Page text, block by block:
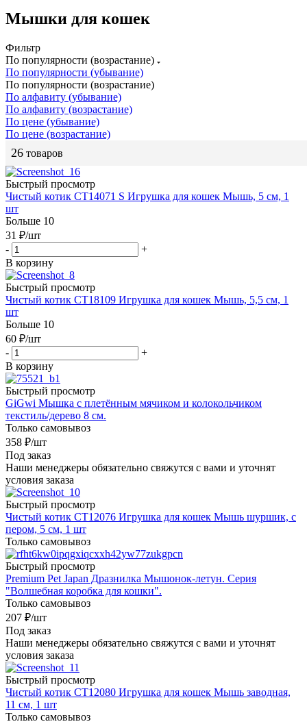
Мышки для кошек
Фильтр
По популярности (возрастание)
По популярности (убывание)
По популярности (возрастание)
По алфавиту (убывание)
По алфавиту (возрастание)
По цене (убывание)
По цене (возрастание)
26 товаров
Быстрый просмотр
Чистый котик CT14071 S Игрушка для кошек Мышь, 5 см, 1
шт
Больше 10
31 ₽/шт
-
+
В корзину
Быстрый просмотр
Чистый котик CT18109 Игрушка для кошек Мышь, 5,5 см, 1
шт
Больше 10
60 ₽/шт
-
+
В корзину
Быстрый просмотр
GiGwi Мышка с плетённым мячиком и колокольчиком
текстиль/дерево 8 см.
Только самовывоз
358 ₽/шт
Под заказ
Наши менеджеры обязательно свяжутся с вами и уточнят
условия заказа
Быстрый просмотр
Чистый котик CT12076 Игрушка для кошек Мышь шуршик, с
пером, 5 см, 1 шт
Только самовывоз
Быстрый просмотр
Premium Pet Japan Дразнилка Мышонок-летун. Серия
"Волшебная коробка для кошки".
Только самовывоз
207 ₽/шт
Под заказ
Наши менеджеры обязательно свяжутся с вами и уточнят
условия заказа
Быстрый просмотр
Чистый котик CT12080 Игрушка для кошек Мышь заводная,
11 см, 1 шт
Только самовывоз